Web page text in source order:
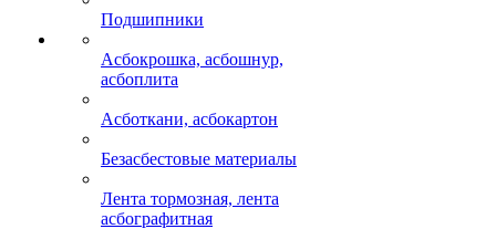
Подшипники
Асбокрошка, асбошнур,
асбоплита
Асботкани, асбокартон
Безасбестовые материалы
Лента тормозная, лента
асбографитная